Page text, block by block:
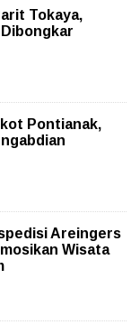
Tokaya,
Pontianak,
Areingers
Wisata